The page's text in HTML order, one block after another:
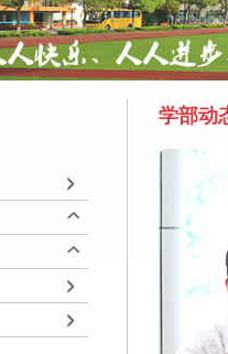
学部动